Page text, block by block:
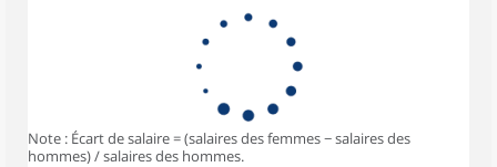
Note : Écart de salaire = (salaires des femmes − salaires des
hommes) / salaires des hommes.